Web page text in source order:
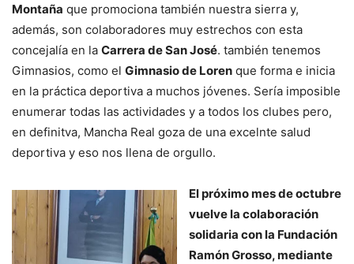
Montaña que promociona también nuestra sierra y,
además, son colaboradores muy estrechos con esta
concejalía en la Carrera de San José. también tenemos
Gimnasios, como el Gimnasio de Loren que forma e inicia
en la práctica deportiva a muchos jóvenes. Sería imposible
enumerar todas las actividades y a todos los clubes pero,
en definitva, Mancha Real goza de una excelnte salud
deportiva y eso nos llena de orgullo.
El próximo mes de octubre
vuelve la colaboración
solidaria con la Fundación
Ramón Grosso, mediante